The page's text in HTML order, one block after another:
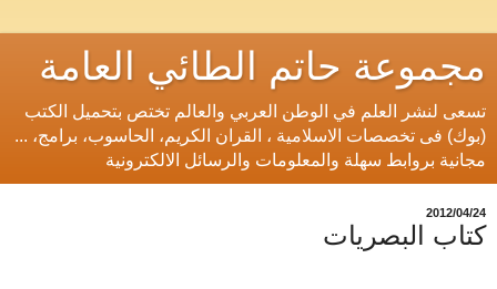
مجموعة حاتم الطائي العامة
تسعى لنشر العلم في الوطن العربي والعالم تختص بتحميل الكتب
(بوك) فى تخصصات الاسلامية ، القران الكريم، الحاسوب، برامج، ...
مجانية بروابط سهلة والمعلومات والرسائل الالكترونية
24‏/04‏/2012
كتاب البصريات